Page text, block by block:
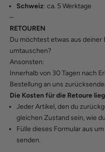
Schweiz: ca. 5 Werktage
–
RETOUREN
Du möchtest etwas aus
umtauschen?
Ansonsten:
Innerhalb von 30 Tagen nach
Bestellung an uns
Die Kosten für die Retoure
Jeder Artikel, den du
gleichen Zustand sein, wie
Fülle dieses Formularaus
senden.